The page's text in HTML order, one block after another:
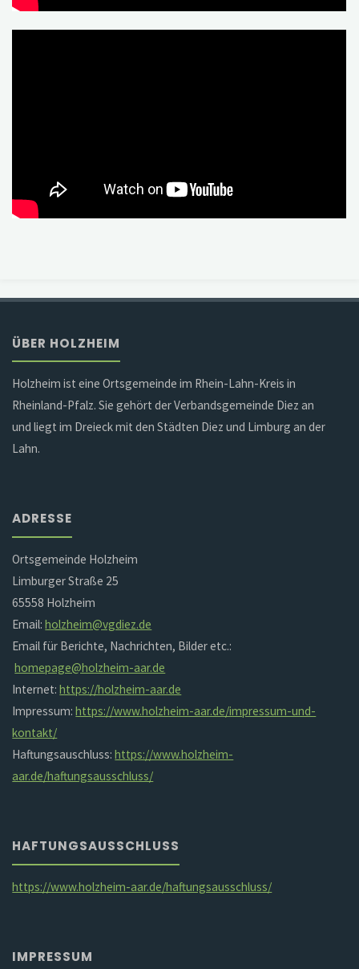
ÜBER HOLZHEIM
Holzheim ist eine Ortsgemeinde im Rhein-Lahn-Kreis in
Rheinland-Pfalz. Sie gehört der Verbandsgemeinde Diez an
und liegt im Dreieck mit den Städten Diez und Limburg an der
Lahn.
ADRESSE
Ortsgemeinde Holzheim
Limburger Straße 25
65558 Holzheim
Email:holzheim@vgdiez.de
Email für Berichte, Nachrichten, Bilder etc.:
homepage@holzheim-aar.de
Internet:https://holzheim-aar.de
Impressum:https://www.holzheim-aar.de/impressum-und-
kontakt/
Haftungsauschluss:https://www.holzheim-
aar.de/haftungsausschluss/
HAFTUNGSAUSSCHLUSS
https://www.holzheim-aar.de/haftungsausschluss/
IMPRESSUM